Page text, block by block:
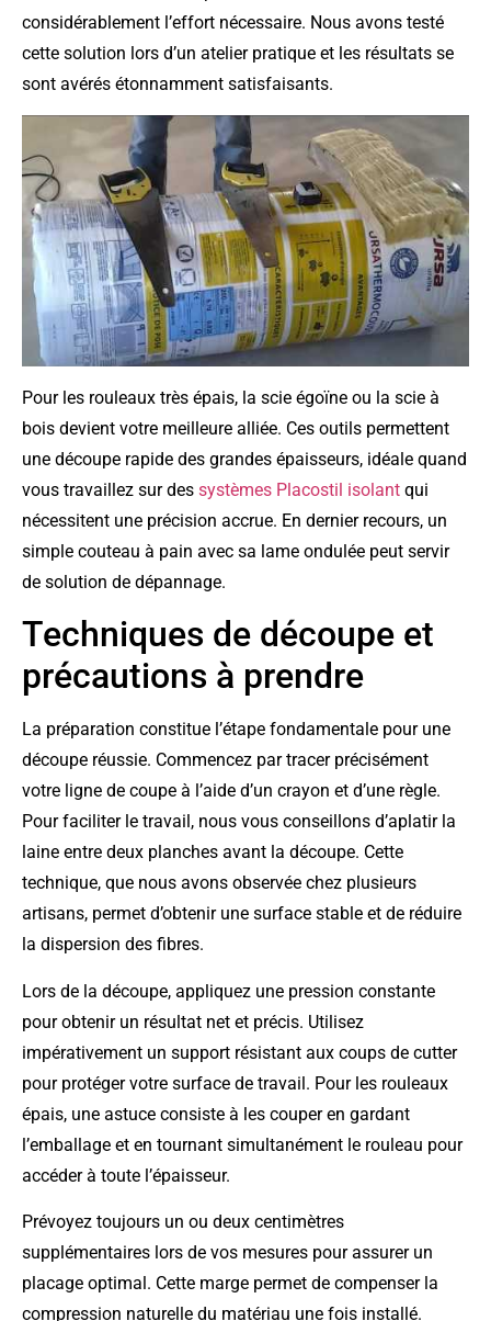
considérablement l’effort nécessaire. Nous avons testé
cette solution lors d’un atelier pratique et les résultats se
sont avérés étonnamment satisfaisants.
Pour les rouleaux très épais, la scie égoïne ou la scie à
bois devient votre meilleure alliée. Ces outils permettent
une découpe rapide des grandes épaisseurs, idéale quand
vous travaillez sur des systèmes Placostil isolant qui
nécessitent une précision accrue. En dernier recours, un
simple couteau à pain avec sa lame ondulée peut servir
de solution de dépannage.
Techniques de découpe et
précautions à prendre
La préparation constitue l’étape fondamentale pour une
découpe réussie. Commencez par tracer précisément
votre ligne de coupe à l’aide d’un crayon et d’une règle.
Pour faciliter le travail, nous vous conseillons d’aplatir la
laine entre deux planches avant la découpe. Cette
technique, que nous avons observée chez plusieurs
artisans, permet d’obtenir une surface stable et de réduire
la dispersion des fibres.
Lors de la découpe, appliquez une pression constante
pour obtenir un résultat net et précis. Utilisez
impérativement un support résistant aux coups de cutter
pour protéger votre surface de travail. Pour les rouleaux
épais, une astuce consiste à les couper en gardant
l’emballage et en tournant simultanément le rouleau pour
accéder à toute l’épaisseur.
Prévoyez toujours un ou deux centimètres
supplémentaires lors de vos mesures pour assurer un
placage optimal. Cette marge permet de compenser la
compression naturelle du matériau une fois installé.